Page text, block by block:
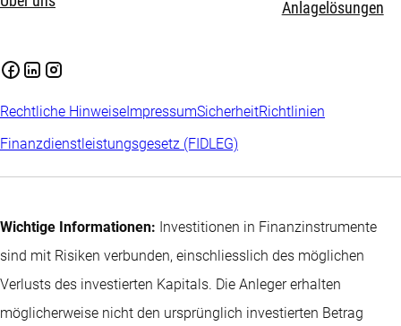
Anlagelösungen
Rechtliche Hinweise ImpressumSicherheitRichtlinien
Finanzdienstleistungsgesetz (FIDLEG)
Wichtige Informationen: Investitionen in Finanzinstrumente
sind mit Risiken verbunden, einschliesslich des möglichen
Verlusts des investierten Kapitals. Die Anleger erhalten
möglicherweise nicht den ursprünglich investierten Betrag